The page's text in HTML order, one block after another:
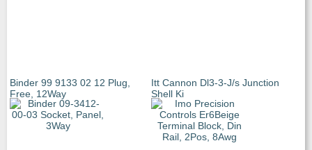
Binder 99 9133 02 12 Plug,
Free, 12Way
Itt Cannon Dl3-3-J/s Junction
Shell Ki